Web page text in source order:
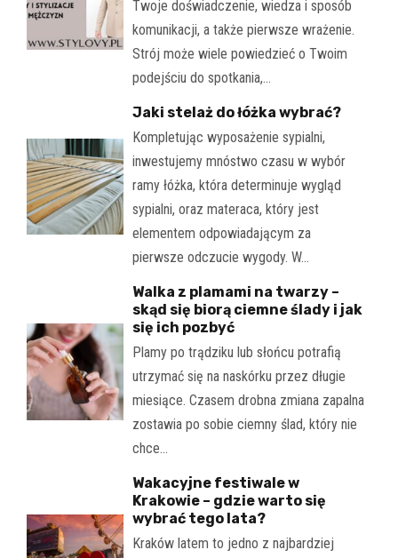
Twoje doświadczenie, wiedza i sposób
komunikacji, a także pierwsze wrażenie.
Strój może wiele powiedzieć o Twoim
podejściu do spotkania,…
Jaki stelaż do łóżka wybrać?
Kompletując wyposażenie sypialni,
inwestujemy mnóstwo czasu w wybór
ramy łóżka, która determinuje wygląd
sypialni, oraz materaca, który jest
elementem odpowiadającym za
pierwsze odczucie wygody. W…
Walka z plamami na twarzy –
skąd się biorą ciemne ślady i jak
się ich pozbyć
Plamy po trądziku lub słońcu potrafią
utrzymać się na naskórku przez długie
miesiące. Czasem drobna zmiana zapalna
zostawia po sobie ciemny ślad, który nie
chce…
Wakacyjne festiwale w
Krakowie – gdzie warto się
wybrać tego lata?
Kraków latem to jedno z najbardziej